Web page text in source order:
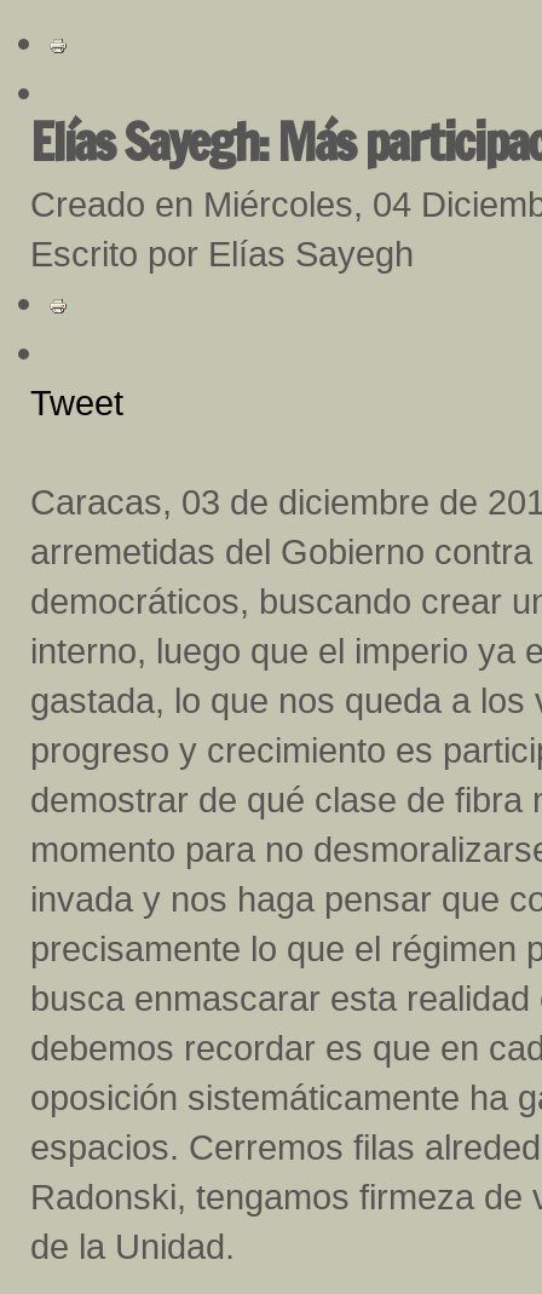
Elías Sayegh: Más
Creado en Miércoles, 04
Escrito por Elías Sayegh
Tweet
Caracas, 03 de diciembre de
arremetidas del Gobierno
democráticos, buscando crear
interno, luego que el imperio ya
gastada, lo que nos queda a
progreso y crecimiento es
demostrar de qué clase de fibra
momento para no
invada y nos haga pensar que
precisamente lo que el régimen
busca enmascarar esta
debemos recordar es que en
oposición sistemáticamente ha
espacios. Cerremos filas
Radonski, tengamos firmeza
de la Unidad.